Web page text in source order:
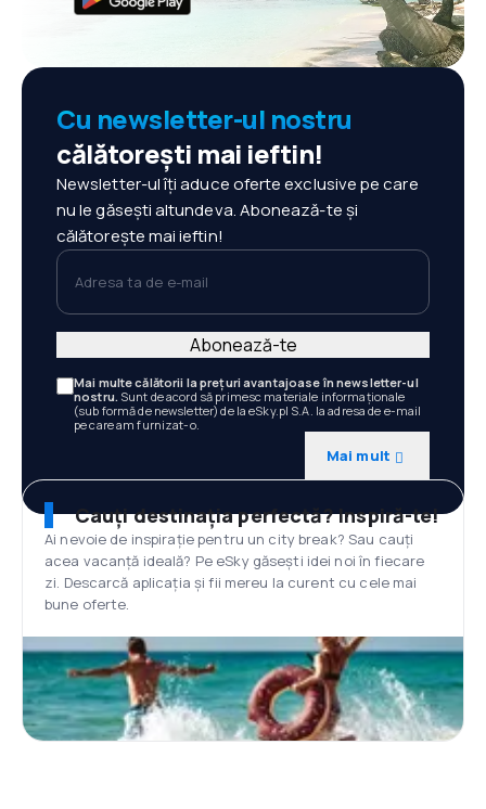
Cu newsletter-ul nostru
călătorești mai ieftin!
Newsletter-ul îți aduce oferte exclusive pe care
nu le găsești altundeva. Abonează-te și
călătorește mai ieftin!
Adresa ta de e-mail
Mai multe călătorii la prețuri avantajoase în newsletter-ul
nostru. Sunt de acord să primesc materiale informaționale
(sub formă de newsletter) de la eSky.pl S.A. la adresa de e-mail
pe care am furnizat-o.
Mai mult
Abonează-te
Cauți destinația perfectă? Inspiră-te!
Ai nevoie de inspirație pentru un city break? Sau cauți
acea vacanță ideală? Pe eSky găsești idei noi în fiecare
zi. Descarcă aplicația și fii mereu la curent cu cele mai
bune oferte.